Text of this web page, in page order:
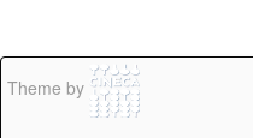
Theme by